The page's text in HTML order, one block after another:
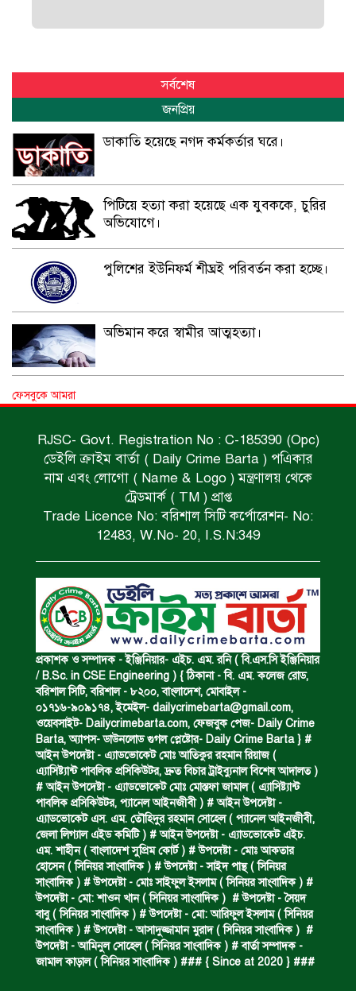
সর্বশেষ
জনপ্রিয়
ডাকাতি হয়েছে নগদ কর্মকর্তার ঘরে।
পিটিয়ে হত্যা করা হয়েছে এক যুবককে, চুরির
অভিযোগে।
পুলিশের ইউনিফর্ম শীঘ্রই পরিবর্তন করা হচ্ছে।
অভিমান করে স্বামীর আত্মহত্যা।
বিশুদ্ধ পানির পাম্প পেল শতাধিক পরিবার।
সড়ক দুর্ঘটনায় বাসচাপায় মৃত্যুর ঘটনা।
বিজিবি’র অভিযানে ইয়াবা জব্দ।
অপহৃত রোহিঙ্গা উদ্ধার।
পানিতে ডুবে এক ছাত্রের মৃত্যু।
ঝুলন্ত মরদেহ উদ্ধার।
অবৈধ ঘের নির্মাণে আটক।
একজন সড়ক দুর্ঘটনায় নিহত ও দুইজন আহত।
ডাকাত দলের সদস্য গ্রেফতার।
ফেসবুকে আমরা
RJSC- Govt. Registration No : C-185390 (Opc)
ডেইলি ক্রাইম বার্তা ( Daily Crime Barta ) পএিকার
নাম এবং লোগো ( Name & Logo ) মন্ত্রণালয় থেকে
ট্রেডমার্ক ( TM ) প্রাপ্ত
Trade Licence No: বরিশাল সিটি কর্পোরেশন- No:
12483, W.No- 20, I.S.N:349
প্রকাশক ও সম্পাদক - ইঞ্জিনিয়ার- এইচ. এম. রনি ( বি.এস.সি ইঞ্জিনিয়ার
/ B.Sc. in CSE Engineering ) { ঠিকানা - বি. এম. কলেজ রোড,
বরিশাল সিটি, বরিশাল - ৮২০০, বাংলাদেশ, মোবাইল -
০১৭১৬-৯০৯১৭৪, ইমেইল- dailycrimebarta@gmail.com,
ওয়েবসাইট- Dailycrimebarta.com, ফেজবুক পেজ- Daily Crime
Barta, অ‍্যাপস- ডাউনলোড গুগল প্লেষ্টোর- Daily Crime Barta } #
আইন উপদেষ্টা - এ্যাডভোকেট মোঃ আতিকুর রহমান রিয়াজ (
এ‍্যাসিষ্ট‍্যান্ট পাবলিক প্রসিকিউটর, দ্রুত বিচার ট্রাইব্যুনাল বিশেষ আদালত )
# আইন উপদেষ্টা - এ্যাডভোকেট মোঃ মোস্তফা জামাল ( এ‍্যাসিষ্ট‍্যান্ট
পাবলিক প্রসিকিউটর, প‍্যানেল আইনজীবী ) # আইন উপদেষ্টা -
এ্যাডভোকেট এস. এম. তৌহিদুর রহমান সোহেল ( প‍্যানেল আইনজীবী,
জেলা লিগ্যাল এইড কমিটি ) # আইন উপদেষ্টা - এ্যাডভোকেট এইচ.
এম. শাহীন ( বাংলাদেশ সুপ্রিম কোর্ট ) # উপদেষ্টা - মোঃ আকতার
হোসেন ( সিনিয়র সাংবাদিক ) # উপদেষ্টা - সাইদ পান্থ ( সিনিয়র
সাংবাদিক ) # উপদেষ্টা - মোঃ সাইফুল ইসলাম ( সিনিয়র সাংবাদিক ) #
উপদেষ্টা - মো: শাওন খান ( সিনিয়র সাংবাদিক ) # উপদেষ্টা - সৈয়দ
বাবু ( সিনিয়র সাংবাদিক ) # উপদেষ্টা - মো: আরিফুল ইসলাম ( সিনিয়র
সাংবাদিক ) # উপদেষ্টা - আসাদুজ্জামান মুরাদ ( সিনিয়র সাংবাদিক ) #
উপদেষ্টা - আমিনুল সোহেল ( সিনিয়র সাংবাদিক ) # বার্তা সম্পাদক -
জামাল কাড়াল ( সিনিয়র সাংবাদিক ) ### { Since at 2020 } ###